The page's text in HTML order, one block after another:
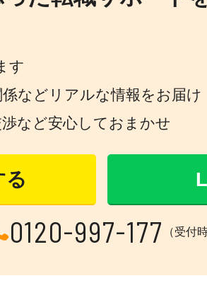
す
などリアルな情報をお届け
など安心しておまかせ
る
0120-997-177 （受付